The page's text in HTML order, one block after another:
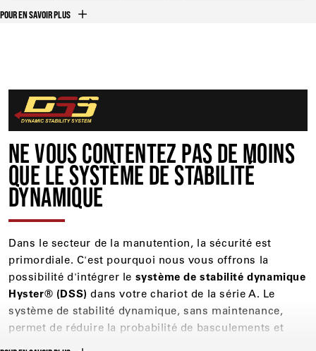
permettent
La communalité des éléments permet un
approvisionnement mondialau meilleur rapport
qualité-prix.
POUR EN SAVOIR PLUS
NE VOUS CONTENTEZ PAS DE MOINS
QUE LE SYSTÈME DE STABILITÉ
DYNAMIQUE
Dans le secteur de la manutention, la sécurité est
primordiale. C'est pourquoi nous vous offrons la
possibilité d'intégrer le système de stabilité dynamique
Hyster® (DSS) dans votre chariot de la série A. Le
système de stabilité dynamique, sans maintenance,
permet de réduire la probabilité de basculements et